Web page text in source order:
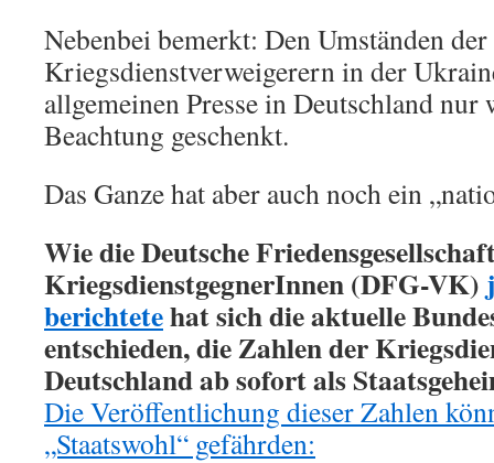
Nebenbei bemerkt: Den Umständen der
Kriegsdienstverweigerern in der
allgemeinen Presse in Deutschland nur
Beachtung geschenkt.
Das Ganze hat aber auch noch ein
Wie die Deutsche
KriegsdienstgegnerInnen (DFG-VK)
berichtetehat sich die aktuelle
entschieden, die Zahlen der
Deutschland ab sofort als
Die Veröffentlichung dieser Zahlen
„Staatswohl“ gefährden: